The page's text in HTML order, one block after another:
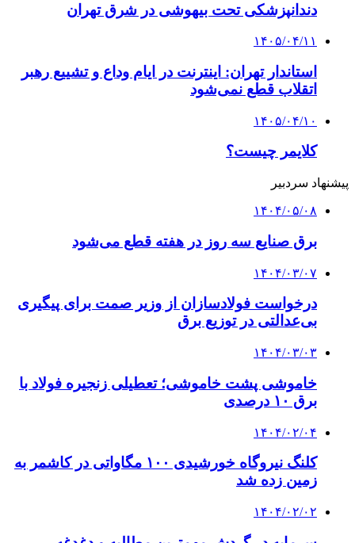
دندانپزشکی تحت بیهوشی در شرق تهران
۱۴۰۵/۰۴/۱۱
استاندار تهران: اینترنت در ایام وداع و تشییع رهبر
اتقلاب قطع نمی‌شود
۱۴۰۵/۰۴/۱۰
کلایمر چیست؟
پیشنهاد سردبیر
۱۴۰۴/۰۵/۰۸
برق صنایع سه روز در هفته قطع می‌شود
۱۴۰۴/۰۳/۰۷
درخواست فولادسازان از وزیر صمت برای پیگیری
بی‌عدالتی در توزیع برق
۱۴۰۴/۰۳/۰۳
خاموشی پشت خاموشی؛ تعطیلی زنجیره‌ فولاد با
برق ۱۰ درصدی
۱۴۰۴/۰۲/۰۴
کلنگ نیروگاه خورشیدی ۱۰۰ مگاواتی در کاشمر به
زمین زده شد
۱۴۰۴/۰۲/۰۲